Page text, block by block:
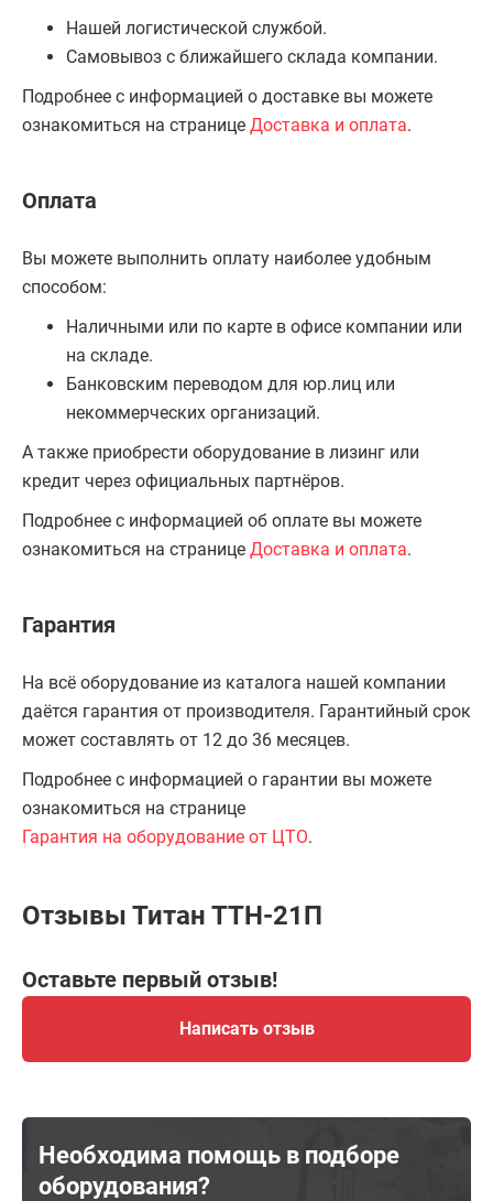
Нашей логистической службой.
Самовывоз с ближайшего склада компании.
Подробнее с информацией о доставке вы можете
ознакомиться на странице Доставка и оплата.
Оплата
Вы можете выполнить оплату наиболее удобным
способом:
Наличными или по карте в офисе компании или
на складе.
Банковским переводом для юр.лиц или
некоммерческих организаций.
А также приобрести оборудование в лизинг или
кредит через официальных партнёров.
Подробнее с информацией об оплате вы можете
ознакомиться на странице Доставка и оплата.
Гарантия
На всё оборудование из каталога нашей компании
даётся гарантия от производителя. Гарантийный срок
может составлять от 12 до 36 месяцев.
Подробнее с информацией о гарантии вы можете
ознакомиться на странице
Гарантия на оборудование от ЦТО.
Отзывы Титан ТТН-21П
Оставьте первый отзыв!
Написать отзыв
Необходима помощь в подборе
оборудования?